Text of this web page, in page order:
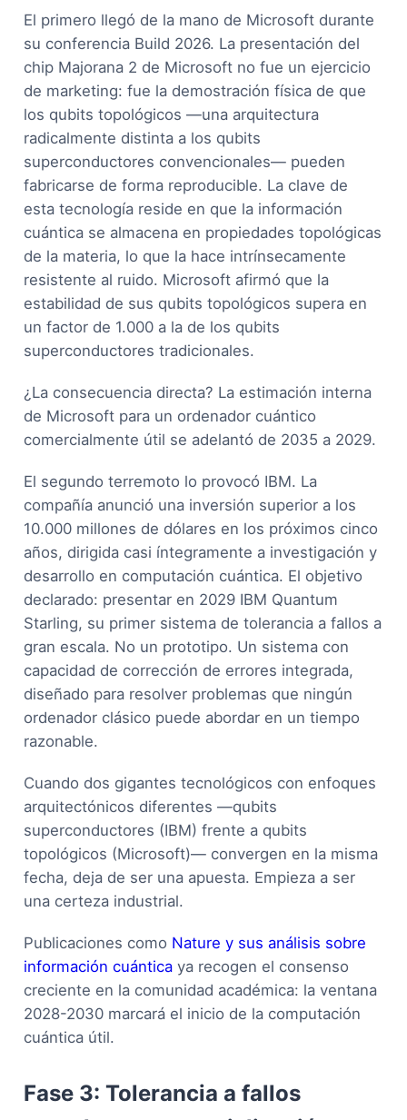
El primero llegó de la mano de Microsoft durante
su conferencia Build 2026. La presentación del
chip Majorana 2 de Microsoft no fue un ejercicio
de marketing: fue la demostración física de que
los qubits topológicos —una arquitectura
radicalmente distinta a los qubits
superconductores convencionales— pueden
fabricarse de forma reproducible. La clave de
esta tecnología reside en que la información
cuántica se almacena en propiedades topológicas
de la materia, lo que la hace intrínsecamente
resistente al ruido. Microsoft afirmó que la
estabilidad de sus qubits topológicos supera en
un factor de 1.000 a la de los qubits
superconductores tradicionales.
¿La consecuencia directa? La estimación interna
de Microsoft para un ordenador cuántico
comercialmente útil se adelantó de 2035 a 2029.
El segundo terremoto lo provocó IBM. La
compañía anunció una inversión superior a los
10.000 millones de dólares en los próximos cinco
años, dirigida casi íntegramente a investigación y
desarrollo en computación cuántica. El objetivo
declarado: presentar en 2029 IBM Quantum
Starling, su primer sistema de tolerancia a fallos a
gran escala. No un prototipo. Un sistema con
capacidad de corrección de errores integrada,
diseñado para resolver problemas que ningún
ordenador clásico puede abordar en un tiempo
razonable.
Cuando dos gigantes tecnológicos con enfoques
arquitectónicos diferentes —qubits
superconductores (IBM) frente a qubits
topológicos (Microsoft)— convergen en la misma
fecha, deja de ser una apuesta. Empieza a ser
una certeza industrial.
Publicaciones como Nature y sus análisis sobre
información cuántica ya recogen el consenso
creciente en la comunidad académica: la ventana
2028-2030 marcará el inicio de la computación
cuántica útil.
Fase 3: Tolerancia a fallos